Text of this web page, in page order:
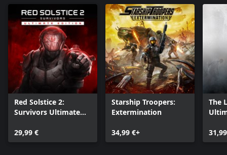
Red Solstice 2:
Survivors Ultimate
29,99 €
Starship Troopers:
Extermination
34,99 €+
The